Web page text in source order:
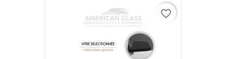
favorite_border